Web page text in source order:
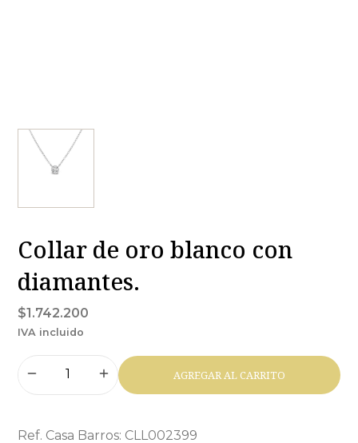
Collar de oro blanco con
diamantes.
$1.742.200
IVA incluido
AGREGAR AL CARRITO
Ref. Casa Barros: CLL002399